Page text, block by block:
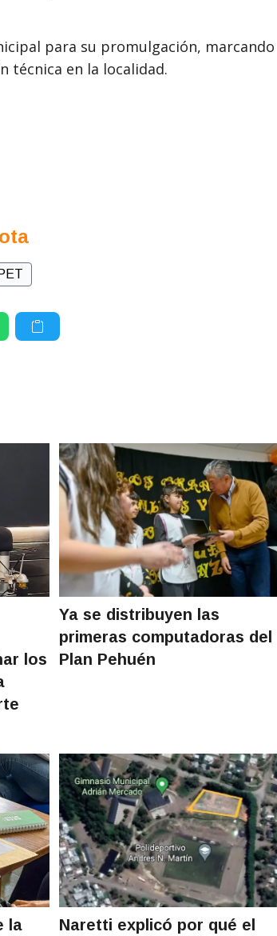
para su promulgación, marcando
técnica en la localidad.
los
Ya se distribuyen las
primeras computadoras del
Plan Pehuén
la
Naretti explicó por qué el